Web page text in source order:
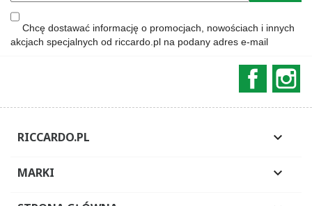
Chcę dostawać informację o promocjach, nowościach i innych
akcjach specjalnych od riccardo.pl na podany adres e-mail
RICCARDO.PL 
MARKI 